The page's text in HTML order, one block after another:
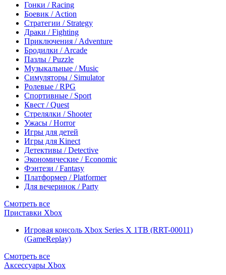
Гонки / Racing
Боевик / Action
Стратегии / Strategy
Драки / Fighting
Приключения / Adventure
Бродилки / Arcade
Пазлы / Puzzle
Музыкальные / Music
Симуляторы / Simulator
Ролевые / RPG
Спортивные / Sport
Квест / Quest
Стрелялки / Shooter
Ужасы / Horror
Игры для детей
Игры для Kinect
Детективы / Detective
Экономические / Economic
Фэнтези / Fantasy
Платформер / Platformer
Для вечеринок / Party
Смотреть все
Приставки Xbox
Игровая консоль Xbox Series X 1TB (RRT-00011)
(GameReplay)
Смотреть все
Аксессуары Xbox